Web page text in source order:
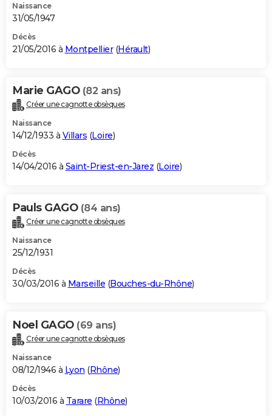
Naissance
31/05/1947
Décès
21/05/2016 à Montpellier(Hérault)
Marie GAGO (82 ans)
Créer une cagnotte obsèques
Naissance
14/12/1933 à Villars (Loire)
Décès
14/04/2016 à Saint-Priest-en-Jarez (Loire)
Pauls GAGO (84 ans)
Créer une cagnotte obsèques
Naissance
25/12/1931
Décès
30/03/2016 à Marseille (Bouches-du-Rhône)
Noel GAGO (69 ans)
Créer une cagnotte obsèques
Naissance
08/12/1946 à Lyon (Rhône)
Décès
10/03/2016 à Tarare (Rhône)